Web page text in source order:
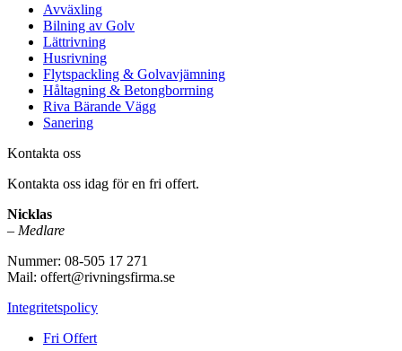
Avväxling
Bilning av Golv
Lättrivning
Husrivning
Flytspackling & Golvavjämning
Håltagning & Betongborrning
Riva Bärande Vägg
Sanering
Kontakta oss
Kontakta oss idag för en fri offert.
Nicklas
– Medlare
Nummer: 08-505 17 271
Mail: offert@rivningsfirma.se
Integritetspolicy
Fri Offert